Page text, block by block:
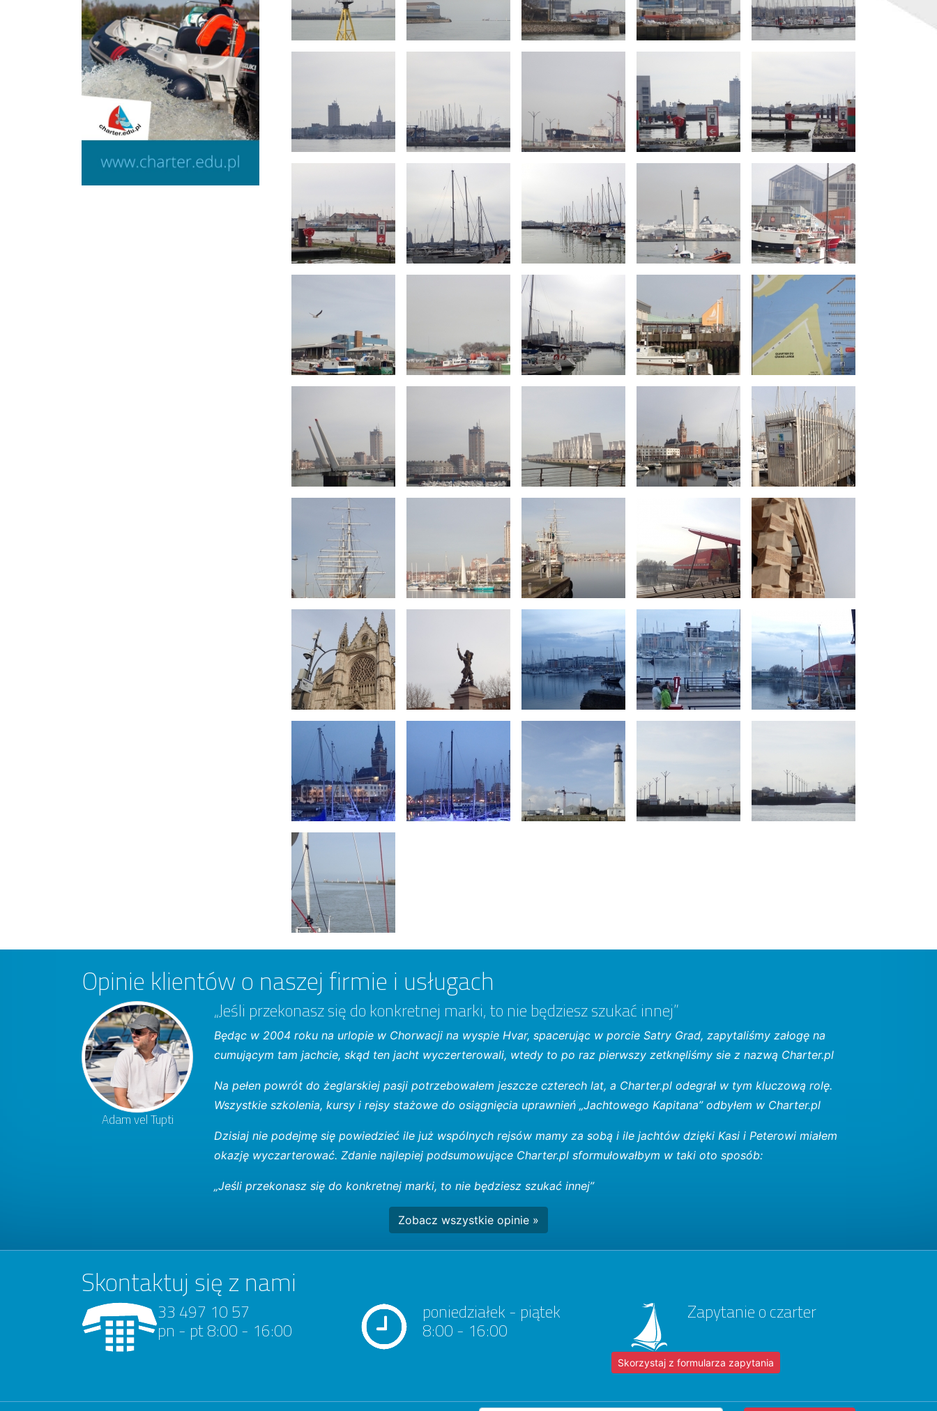
Opinie klientów o naszej firmie i usługach
Adam vel Tupti
„Jeśli przekonasz się do konkretnej marki, to nie będziesz szukać innej”
Będąc w 2004 roku na urlopie w Chorwacji na wyspie Hvar, spacerując w porcie Satry Grad, zapytaliśmy załogę na
cumującym tam jachcie, skąd ten jacht wyczerterowali, wtedy to po raz pierwszy zetknęliśmy sie z nazwą Charter.pl
Na pełen powrót do żeglarskiej pasji potrzebowałem jeszcze czterech lat, a Charter.pl odegrał w tym kluczową rolę.
Wszystkie szkolenia, kursy i rejsy stażowe do osiągnięcia uprawnień „Jachtowego Kapitana” odbyłem w Charter.pl
Dzisiaj nie podejmę się powiedzieć ile już wspólnych rejsów mamy za sobą i ile jachtów dzięki Kasi i Peterowi miałem
okazję wyczarterować. Zdanie najlepiej podsumowujące Charter.pl sformułowałbym w taki oto sposób:
„Jeśli przekonasz się do konkretnej marki, to nie będziesz szukać innej”
Zobacz wszystkie opinie »
Skontaktuj się z nami
33 497 10 57
pn - pt 8:00 - 16:00
poniedziałek - piątek
8:00 - 16:00
Zapytanie o czarter
Skorzystaj z formularza zapytania